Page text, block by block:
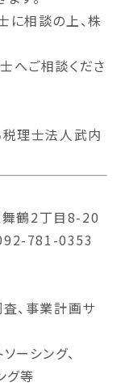
に相談の上、株
へご相談くださ
税理士法人武内
鶴2丁目8-20
781-0353
、事業計画サ
ーシング、
グ等